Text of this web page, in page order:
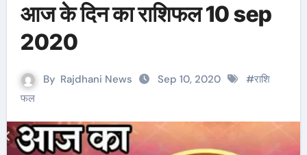
आज के दिन का राशिफल 10 sep
2020
By Rajdhani News Sep 10, 2020 #राशि
फल